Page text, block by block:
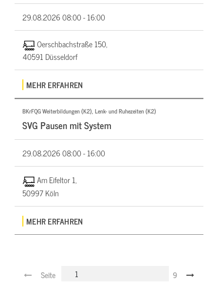
29.08.202608:00 - 16:00
Oerschbachstraße 150,
40591 Düsseldorf
MEHR ERFAHREN
BKrFQG Weiterbildungen (K2), Lenk- und Ruhezeiten (K2)
SVG Pausen mit System
29.08.202608:00 - 16:00
Am Eifeltor 1,
50997 Köln
MEHR ERFAHREN
Seite 9